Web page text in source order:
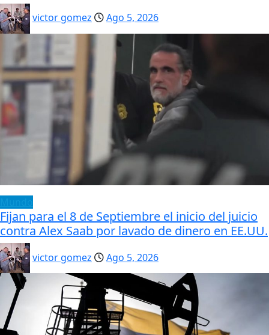
victor gomez Ago 5, 2026
Fijan para el 8 de Septiembre el inicio del juicio
contra Alex Saab por lavado de dinero en EE.UU.
victor gomez Ago 5, 2026